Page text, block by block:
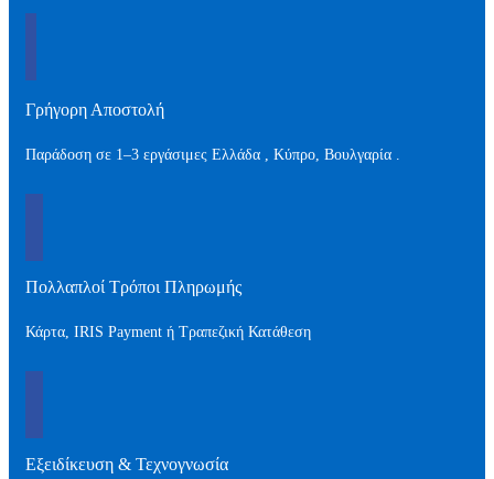
Γρήγορη Αποστολή
Παράδοση σε 1–3 εργάσιμες Ελλάδα , Kύπρο, Βουλγαρία .
Πολλαπλοί Τρόποι Πληρωμής
Κάρτα, IRIS Payment ή Τραπεζική Κατάθεση
Εξειδίκευση & Τεχνογνωσία